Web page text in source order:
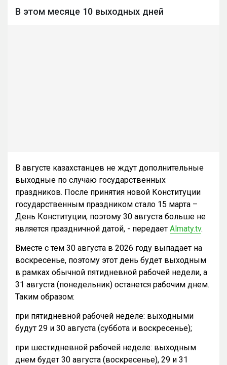
В этом месяце 10 выходных дней
В августе казахстанцев не ждут дополнительные
выходные по случаю государственных
праздников. После принятия новой Конституции
государственным праздником стало 15 марта –
День Конституции, поэтому 30 августа больше не
является праздничной датой, - передает Almaty.tv.
Вместе с тем 30 августа в 2026 году выпадает на
воскресенье, поэтому этот день будет выходным
в рамках обычной пятидневной рабочей недели, а
31 августа (понедельник) останется рабочим днем.
Таким образом:
при пятидневной рабочей неделе: выходными
будут 29 и 30 августа (суббота и воскресенье);
при шестидневной рабочей неделе: выходным
днем будет 30 августа (воскресенье), 29 и 31